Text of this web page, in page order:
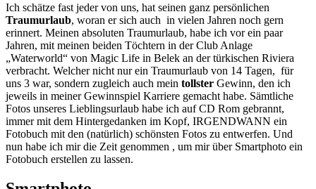
Ich schätze fast jeder von uns, hat seinen ganz persönlichen
Traumurlaub, woran er sich auch in vielen Jahren noch gern
erinnert. Meinen absoluten Traumurlaub, habe ich vor ein paar
Jahren, mit meinen beiden Töchtern in der Club Anlage
„Waterworld“ von Magic Life in Belek an der türkischen Riviera
verbracht. Welcher nicht nur ein Traumurlaub von 14 Tagen, für
uns 3 war, sondern zugleich auch mein tollster Gewinn, den ich
jeweils in meiner Gewinnspiel Karriere gemacht habe. Sämtliche
Fotos unseres Lieblingsurlaub habe ich auf CD Rom gebrannt,
immer mit dem Hintergedanken im Kopf, IRGENDWANN ein
Fotobuch mit den (natürlich) schönsten Fotos zu entwerfen. Und
nun habe ich mir die Zeit genommen , um mir über Smartphoto ein
Fotobuch erstellen zu lassen.